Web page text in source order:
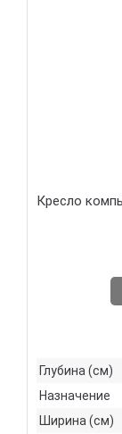
Кресло
Глубина (см)
Назначение
Ширина (см)